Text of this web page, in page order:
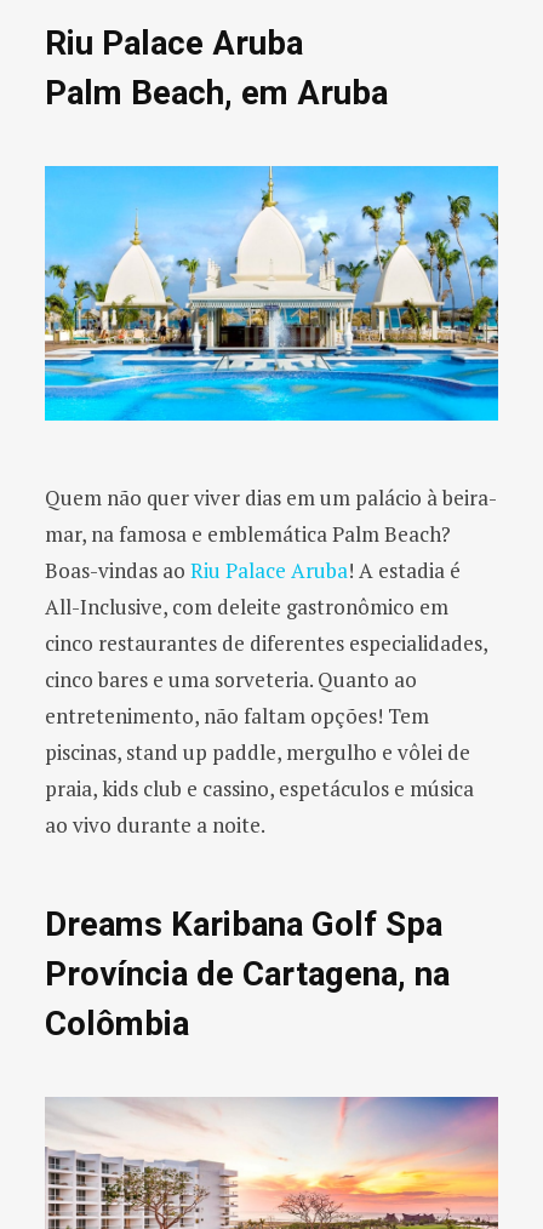
Riu Palace Aruba
Palm Beach, em Aruba
Quem não quer viver dias em um palácio à beira-
mar, na famosa e emblemática Palm Beach?
Boas-vindas ao Riu Palace Aruba! A estadia é
All-Inclusive, com deleite gastronômico em
cinco restaurantes de diferentes especialidades,
cinco bares e uma sorveteria. Quanto ao
entretenimento, não faltam opções! Tem
piscinas, stand up paddle, mergulho e vôlei de
praia, kids club e cassino, espetáculos e música
ao vivo durante a noite.
Dreams Karibana Golf Spa
Província de Cartagena, na
Colômbia